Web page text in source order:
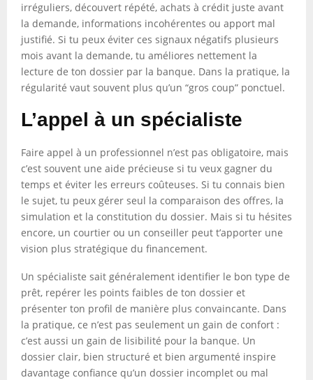
irréguliers, découvert répété, achats à crédit juste avant
la demande, informations incohérentes ou apport mal
justifié. Si tu peux éviter ces signaux négatifs plusieurs
mois avant la demande, tu améliores nettement la
lecture de ton dossier par la banque. Dans la pratique, la
régularité vaut souvent plus qu’un “gros coup” ponctuel.
L’appel à un spécialiste
Faire appel à un professionnel n’est pas obligatoire, mais
c’est souvent une aide précieuse si tu veux gagner du
temps et éviter les erreurs coûteuses. Si tu connais bien
le sujet, tu peux gérer seul la comparaison des offres, la
simulation et la constitution du dossier. Mais si tu hésites
encore, un courtier ou un conseiller peut t’apporter une
vision plus stratégique du financement.
Un spécialiste sait généralement identifier le bon type de
prêt, repérer les points faibles de ton dossier et
présenter ton profil de manière plus convaincante. Dans
la pratique, ce n’est pas seulement un gain de confort :
c’est aussi un gain de lisibilité pour la banque. Un
dossier clair, bien structuré et bien argumenté inspire
davantage confiance qu’un dossier incomplet ou mal